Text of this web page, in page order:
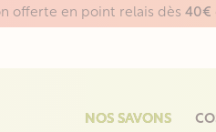
offerte en point relais dès 40€
NOS SAVONS